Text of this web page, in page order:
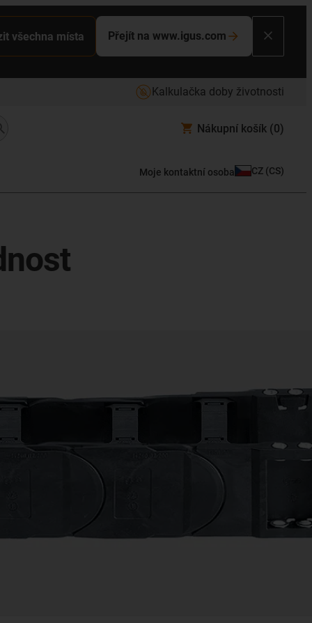
všechna místa Přejít na www.igus.com
Kalkulačka doby životnosti
Nákupní košík (0)
Moje kontaktní osoba CZ (CS)